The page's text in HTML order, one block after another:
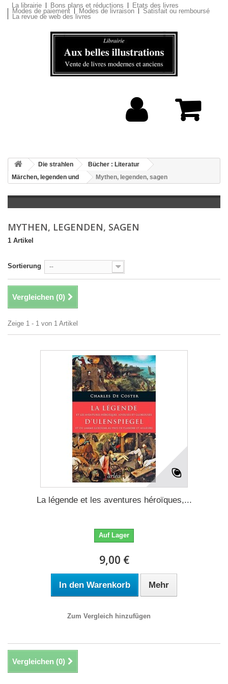
La librairie Bons plans et réductions Etats des livres
Modes de paiement Modes de livraison Satisfait ou remboursé
La revue de web des livres
Die strahlen
Bücher : Literatur
Märchen, legenden und
Mythen, legenden, sagen
MYTHEN, LEGENDEN, SAGEN
1 Artikel
Sortierung --
Vergleichen (0)
Zeige 1 - 1 von 1 Artikel
La légende et les aventures héroïques,...
Auf Lager
9,00 €
In den Warenkorb Mehr
Zum Vergleich hinzufügen
Vergleichen (0)